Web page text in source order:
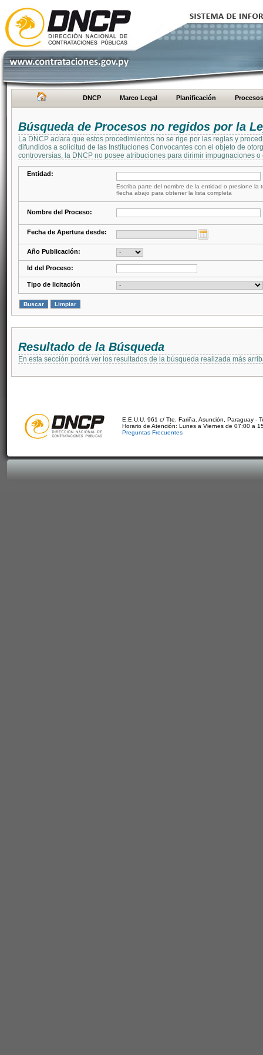
DNCP Marco Legal Planificación Procesos
Búsqueda de Procesos no regidos por la
La DNCP aclara que estos procedimientos no se rige por las reglas y
difundidos a solicitud de las Instituciones Convocantes con el objeto de
controversias, la DNCP no posee atribuciones para dirimir impugnaciones
Entidad:
Escriba parte del nombre de la entidad o presione la
flecha abajo para obtener la lista completa
Nombre del Proceso:
Fecha de Apertura desde:
Año Publicación:
Id del Proceso:
Tipo de licitación
Resultado de la Búsqueda
En esta sección podrá ver los resultados de la búsqueda realizada más
E.E.U.U. 961 c/ Tte. Fariña. Asunción, Paraguay -
Horario de Atención: Lunes a Viernes de 07:00 a
Preguntas Frecuentes